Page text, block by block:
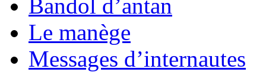
Bandol d’antan
Le manège
Messages d’internautes